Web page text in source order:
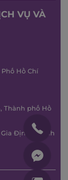
VỤ VÀ
Hồ Chí
Thành phố Hồ
Định, Thành